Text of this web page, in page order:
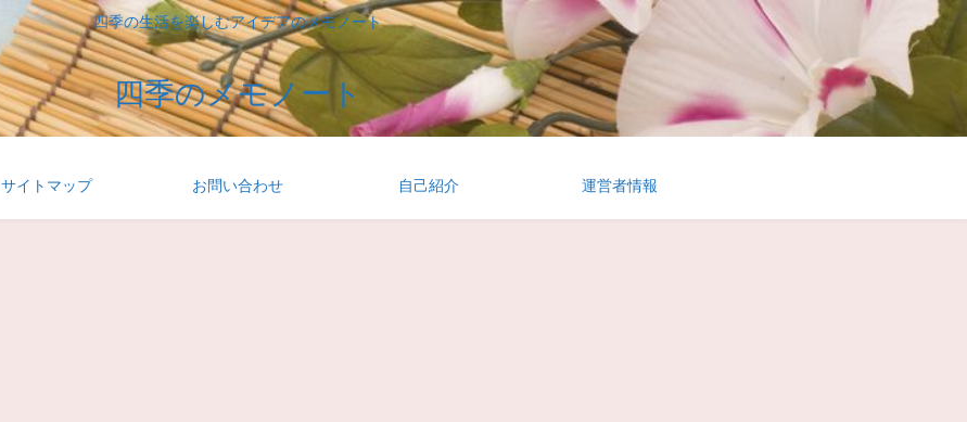
四季の生活を楽しむアイデアのメモノート
四季のメモノート
サイトマップ お問い合わせ 自己紹介 運営者情報